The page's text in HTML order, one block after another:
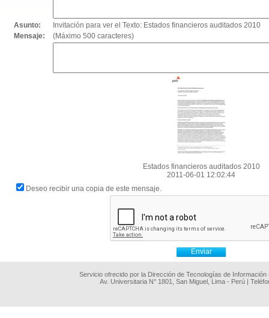
Asunto:
Invitación para ver el Texto: Estados financieros auditados 2010
Mensaje:
(Máximo 500 caracteres)
Estados financieros auditados 2010
2011-06-01 12:02:44
Deseo recibir una copia de este mensaje.
Servicio ofrecido por la Dirección de Tecnologías de
Av. Universitaria N° 1801, San Miguel, Lima - Perú |